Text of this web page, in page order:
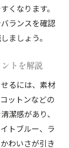
くなります。
ランスを確認
ましょう。
トを解説
るには、素材
ットンなどの
潔感があり、
トブルー、ラ
わいさが引き